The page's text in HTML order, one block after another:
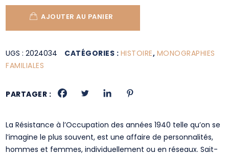
AJOUTER AU PANIER
UGS :2024034 CATÉGORIES : HISTOIRE, MONOGRAPHIES
FAMILIALES
PARTAGER :
La Résistance à l’Occupation des années 1940 telle qu’on se
l’imagine le plus souvent, est une affaire de personnalités,
hommes et femmes, individuellement ou en réseaux. Sait-